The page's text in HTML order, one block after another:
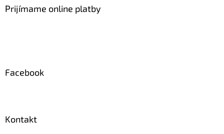
Prijímame online platby
Facebook
Kontakt